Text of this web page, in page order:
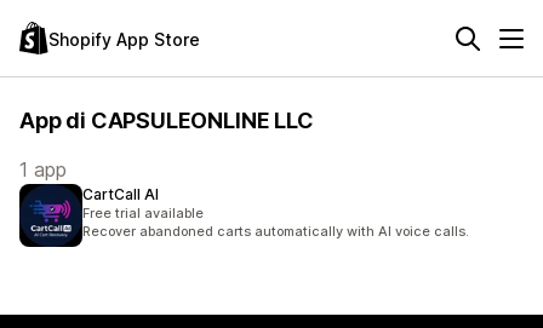
Shopify App Store
App di CAPSULEONLINE LLC
1 app
CartCall AI
Free trial available
Recover abandoned carts automatically with AI voice calls.